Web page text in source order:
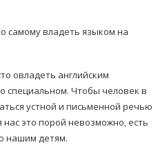
самому владеть языком на
овладеть английским
специальном. Чтобы человек в
устной и письменной речью
нас это порой невозможно, есть
нашим детям.